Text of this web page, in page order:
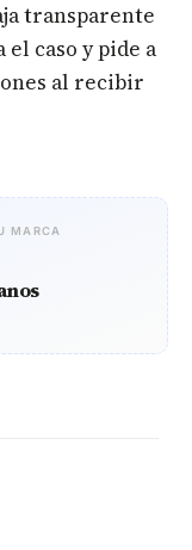
transparente
caso y pide a
al recibir
MARCA